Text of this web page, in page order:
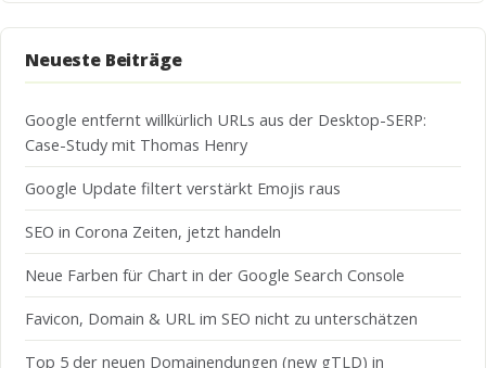
Neueste Beiträge
Google entfernt willkürlich URLs aus der Desktop-SERP:
Case-Study mit Thomas Henry
Google Update filtert verstärkt Emojis raus
SEO in Corona Zeiten, jetzt handeln
Neue Farben für Chart in der Google Search Console
Favicon, Domain & URL im SEO nicht zu unterschätzen
Top 5 der neuen Domainendungen (new gTLD) in